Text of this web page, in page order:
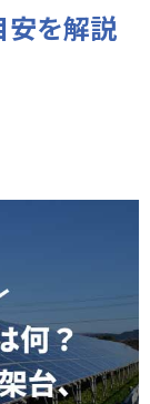
安を解説